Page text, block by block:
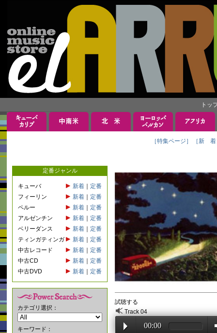
トッ
［特集ページ］ ［新 着
定番ジャンル
キューバ 新着
定番
フィーリン
新着
定番
ペルー
新着
定番
アルゼンチン
新着
定番
ベリーダンス
新着
定番
ティンガティンガ
新着
定番
中古レコード
新着
定番
中古CD
新着
定番
中古DVD
新着 定番
カテゴリ選択：
キーワード：
試聴する
Track 04
00:00